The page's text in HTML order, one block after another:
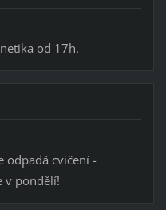
od 17h.
odpadá cvičení -
v pondělí!